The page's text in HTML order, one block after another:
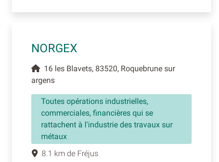
NORGEX
16 les Blavets, 83520, Roquebrune sur
argens
Toutes opérations industrielles,
commerciales, financières qui se
rattachent à l'industrie des travaux sur
métaux
8.1 km de Fréjus